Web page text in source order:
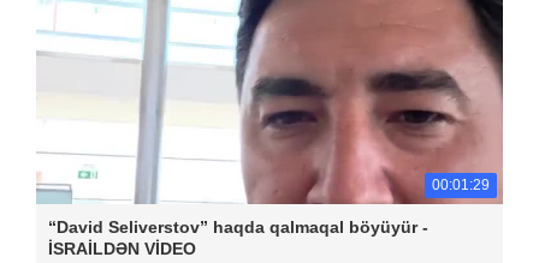
00:01:29
“David Seliverstov” haqda qalmaqal böyüyür -
İSRAİLDƏN VİDEO